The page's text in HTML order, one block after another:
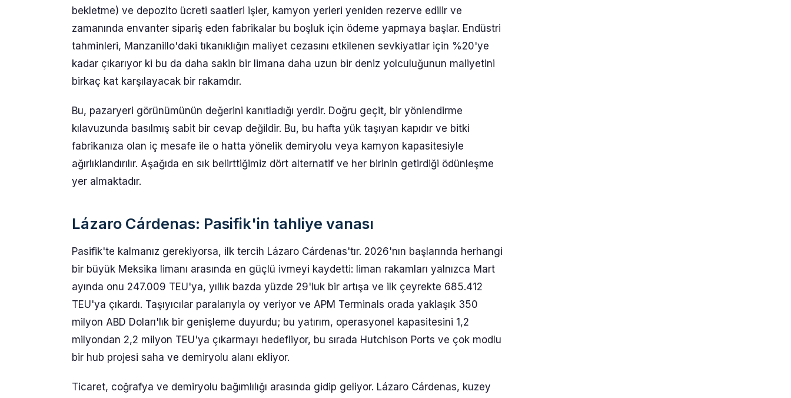
bekletme) ve depozito ücreti saatleri işler, kamyon yerleri yeniden rezerve edilir ve
zamanında envanter sipariş eden fabrikalar bu boşluk için ödeme yapmaya başlar. Endüstri
tahminleri, Manzanillo'daki tıkanıklığın maliyet cezasını etkilenen sevkiyatlar için %20'ye
kadar çıkarıyor ki bu da daha sakin bir limana daha uzun bir deniz yolculuğunun maliyetini
birkaç kat karşılayacak bir rakamdır.
Bu, pazaryeri görünümünün değerini kanıtladığı yerdir. Doğru geçit, bir yönlendirme
kılavuzunda basılmış sabit bir cevap değildir. Bu, bu hafta yük taşıyan kapıdır ve bitki
fabrikanıza olan iç mesafe ile o hatta yönelik demiryolu veya kamyon kapasitesiyle
ağırlıklandırılır. Aşağıda en sık belirttiğimiz dört alternatif ve her birinin getirdiği ödünleşme
yer almaktadır.
Lázaro Cárdenas: Pasifik'in tahliye vanası
Pasifik'te kalmanız gerekiyorsa, ilk tercih Lázaro Cárdenas'tır. 2026'nın başlarında herhangi
bir büyük Meksika limanı arasında en güçlü ivmeyi kaydetti: liman rakamları yalnızca Mart
ayında onu 247.009 TEU'ya, yıllık bazda yüzde 29'luk bir artışa ve ilk çeyrekte 685.412
TEU'ya çıkardı. Taşıyıcılar paralarıyla oy veriyor ve APM Terminals orada yaklaşık 350
milyon ABD Doları'lık bir genişleme duyurdu; bu yatırım, operasyonel kapasitesini 1,2
milyondan 2,2 milyon TEU'ya çıkarmayı hedefliyor, bu sırada Hutchison Ports ve çok modlu
bir hub projesi saha ve demiryolu alanı ekliyor.
Ticaret, coğrafya ve demiryolu bağımlılığı arasında gidip geliyor. Lázaro Cárdenas, kuzey